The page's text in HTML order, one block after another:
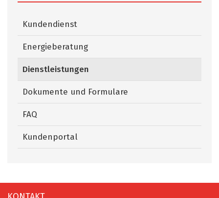
Kundendienst
Energieberatung
Dienstleistungen
Dokumente und Formulare
FAQ
Kundenportal
Fusszeile